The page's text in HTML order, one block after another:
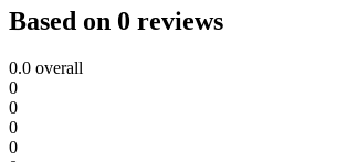
Based on 0 reviews
0.0 overall
0
0
0
0